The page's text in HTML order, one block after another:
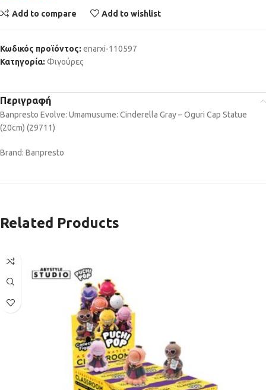
Add to compare Add to wishlist
Κωδικός προϊόντος: enarxi-110597
Κατηγορία: Φιγούρες
Περιγραφή
Banpresto Evolve: Umamusume: Cinderella Gray – Oguri Cap Statue
(20cm) (29711)
Brand: Banpresto
Related Products